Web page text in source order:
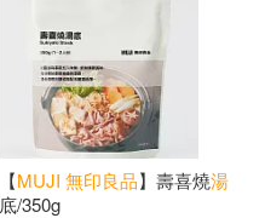
【MUJI 無印良品】壽喜燒湯
底/350g